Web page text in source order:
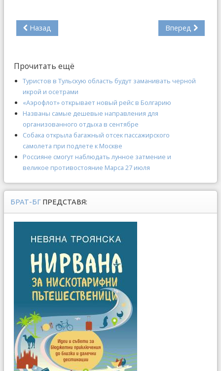
Назад Вперед
Прочитать ещё
Туристов в Тульскую область будут заманивать черной
икрой и осетрами
«Аэрофлот» открывает новый рейс в Болгарию
Названы самые дешевые направления для
организованного отдыха в сентябре
Собака открыла багажный отсек пассажирского
самолета при подлете к Москве
Россияне смогут наблюдать лунное затмение и
великое противостояние Марса 27 июля
БРАТ-БГ ПРЕДСТАВЯ: